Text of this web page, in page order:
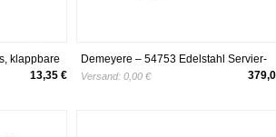
klappbare
13,35 €
Demeyere – 54753 Edelstahl Servier-
Tablett
Versand: 0,00 €